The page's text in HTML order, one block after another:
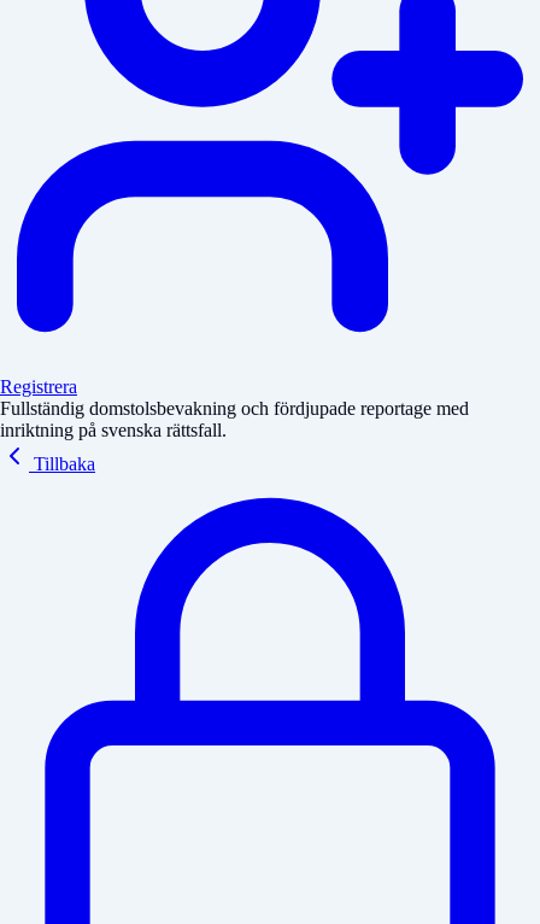
Registrera
Fullständig domstolsbevakning och fördjupade reportage med
inriktning på svenska rättsfall.
Tillbaka